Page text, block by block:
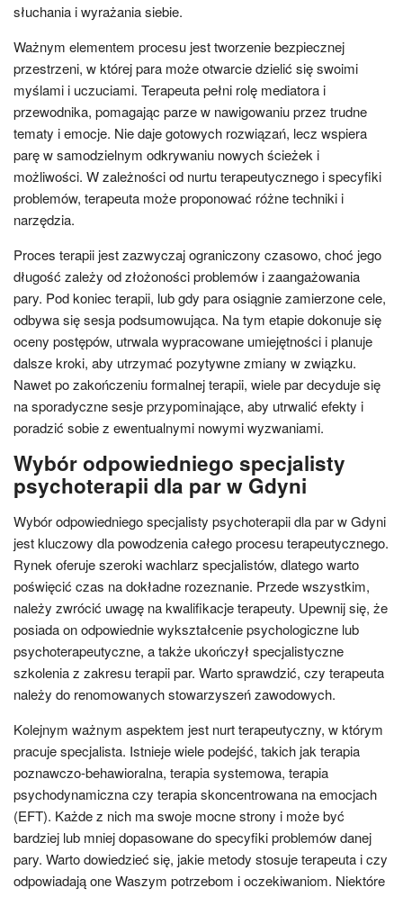
słuchania i wyrażania siebie.
Ważnym elementem procesu jest tworzenie bezpiecznej
przestrzeni, w której para może otwarcie dzielić się swoimi
myślami i uczuciami. Terapeuta pełni rolę mediatora i
przewodnika, pomagając parze w nawigowaniu przez trudne
tematy i emocje. Nie daje gotowych rozwiązań, lecz wspiera
parę w samodzielnym odkrywaniu nowych ścieżek i
możliwości. W zależności od nurtu terapeutycznego i specyfiki
problemów, terapeuta może proponować różne techniki i
narzędzia.
Proces terapii jest zazwyczaj ograniczony czasowo, choć jego
długość zależy od złożoności problemów i zaangażowania
pary. Pod koniec terapii, lub gdy para osiągnie zamierzone cele,
odbywa się sesja podsumowująca. Na tym etapie dokonuje się
oceny postępów, utrwala wypracowane umiejętności i planuje
dalsze kroki, aby utrzymać pozytywne zmiany w związku.
Nawet po zakończeniu formalnej terapii, wiele par decyduje się
na sporadyczne sesje przypominające, aby utrwalić efekty i
poradzić sobie z ewentualnymi nowymi wyzwaniami.
Wybór odpowiedniego specjalisty
psychoterapii dla par w Gdyni
Wybór odpowiedniego specjalisty psychoterapii dla par w Gdyni
jest kluczowy dla powodzenia całego procesu terapeutycznego.
Rynek oferuje szeroki wachlarz specjalistów, dlatego warto
poświęcić czas na dokładne rozeznanie. Przede wszystkim,
należy zwrócić uwagę na kwalifikacje terapeuty. Upewnij się, że
posiada on odpowiednie wykształcenie psychologiczne lub
psychoterapeutyczne, a także ukończył specjalistyczne
szkolenia z zakresu terapii par. Warto sprawdzić, czy terapeuta
należy do renomowanych stowarzyszeń zawodowych.
Kolejnym ważnym aspektem jest nurt terapeutyczny, w którym
pracuje specjalista. Istnieje wiele podejść, takich jak terapia
poznawczo-behawioralna, terapia systemowa, terapia
psychodynamiczna czy terapia skoncentrowana na emocjach
(EFT). Każde z nich ma swoje mocne strony i może być
bardziej lub mniej dopasowane do specyfiki problemów danej
pary. Warto dowiedzieć się, jakie metody stosuje terapeuta i czy
odpowiadają one Waszym potrzebom i oczekiwaniom. Niektóre